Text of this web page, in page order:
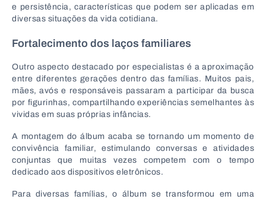
e persistência, características que podem ser aplicadas em
diversas situações da vida cotidiana.
Fortalecimento dos laços familiares
Outro aspecto destacado por especialistas é a aproximação
entre diferentes gerações dentro das famílias. Muitos pais,
mães, avós e responsáveis passaram a participar da busca
por figurinhas, compartilhando experiências semelhantes às
vividas em suas próprias infâncias.
A montagem do álbum acaba se tornando um momento de
convivência familiar, estimulando conversas e atividades
conjuntas que muitas vezes competem com o tempo
dedicado aos dispositivos eletrônicos.
Para diversas famílias, o álbum se transformou em uma